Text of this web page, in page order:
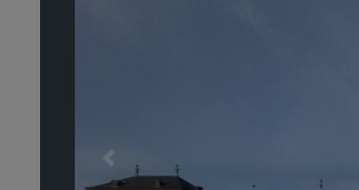
Previous